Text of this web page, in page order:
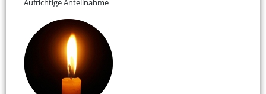
Aufrichtige Anteilnahme